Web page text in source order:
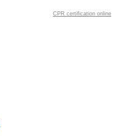
CPR certification online